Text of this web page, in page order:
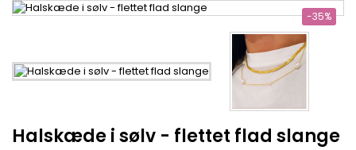
-35%
Halskæde i sølv - flettet flad slange